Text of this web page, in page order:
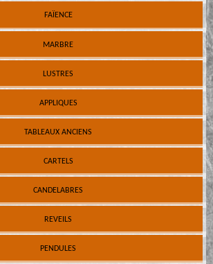
FAÏENCE
MARBRE
LUSTRES
APPLIQUES
TABLEAUX ANCIENS
CARTELS
CANDELABRES
REVEILS
PENDULES